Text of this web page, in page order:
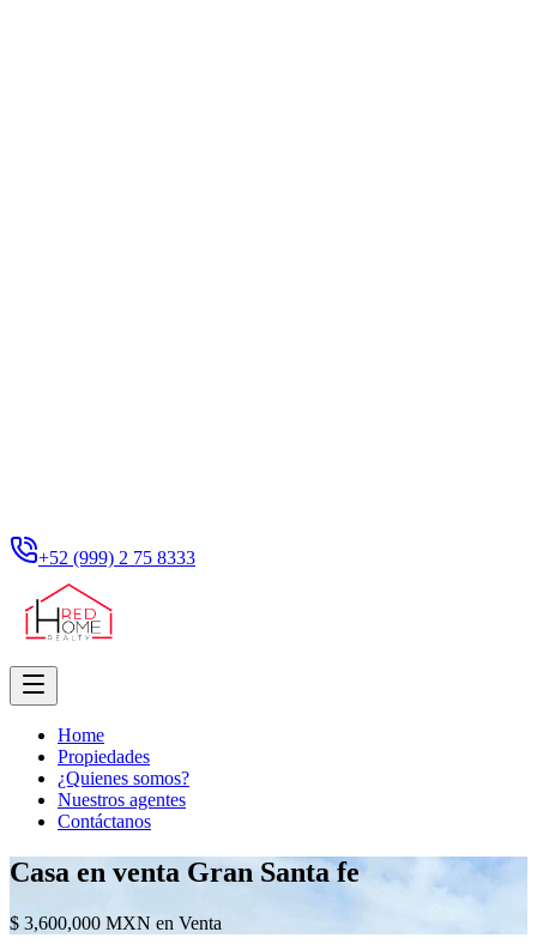
+52 (999) 2 75 8333
Home
Propiedades
¿Quienes somos?
Nuestros agentes
Contáctanos
Casa en venta Gran Santa fe
$ 3,600,000 MXN en Venta